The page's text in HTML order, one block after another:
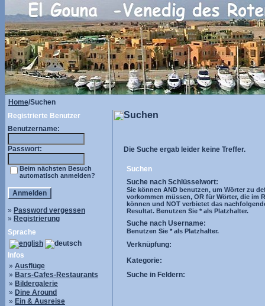
Home/Suchen
Registrierte Benutzer
Benutzername:
Passwort:
Beim nächsten Besuch
automatisch anmelden?
» Password vergessen
» Registrierung
Sprache
Infos
» Ausflüge
» Bars-Cafes-Restaurants
» Bildergalerie
» Dine Around
» Ein & Ausreise
Suchen
Die Suche ergab leider keine Treffer.
Suchen
Suche nach Schlüsselwort:
Sie können AND benutzen, um Wörter zu
vorkommen müssen, OR für Wörter, die im
können und NOT verbietet das
Resultat. Benutzen Sie * als Platzhalter.
Suche nach Username:
Benutzen Sie * als Platzhalter.
Verknüpfung:
Kategorie:
Suche in Feldern: